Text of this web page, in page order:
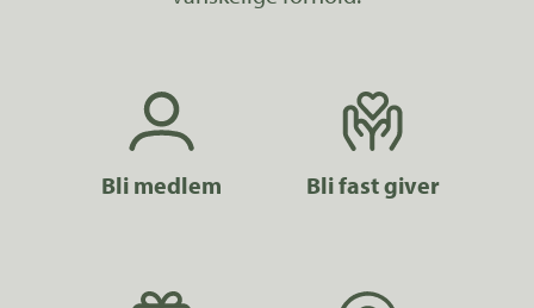
Bli medlem Bli fast giver